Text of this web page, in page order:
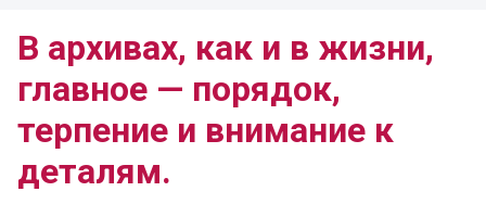
В архивах, как и в жизни,
главное — порядок,
терпение и внимание к
деталям.